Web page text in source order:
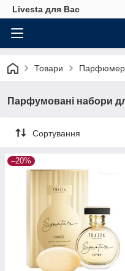
Livesta для Вас
Товари
Парфумовані набори
Сортування
–20%